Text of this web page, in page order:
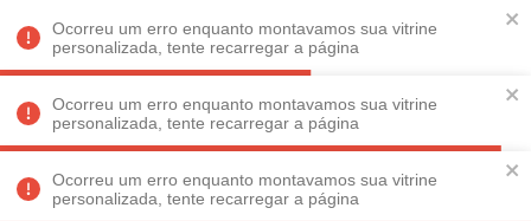
Ocorreu um erro enquanto montavamos sua vitrine
personalizada, tente recarregar a página
Ocorreu um erro enquanto montavamos sua vitrine
personalizada, tente recarregar a página
Ocorreu um erro enquanto montavamos sua vitrine
personalizada, tente recarregar a página
Faltam REGULAMENTO
Veja produtos perto de você! Informe seu CEP